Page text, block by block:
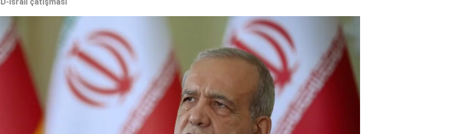
İsrail çatışması